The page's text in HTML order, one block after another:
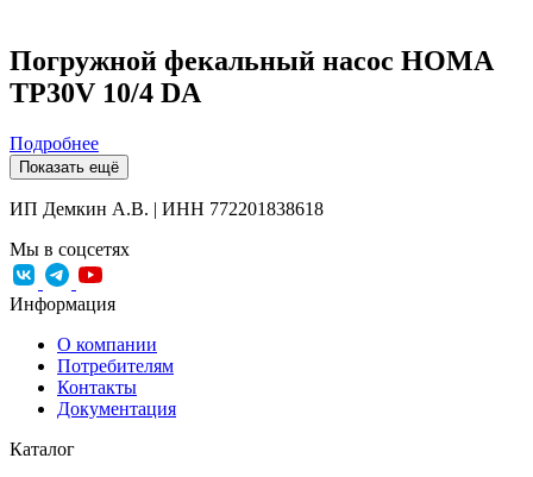
Погружной фекальный насос HOMA
TP30V 10/4 DA
Подробнее
Показать ещё
ИП Демкин А.В. | ИНН 772201838618
Мы в соцсетях
Информация
О компании
Потребителям
Контакты
Документация
Каталог